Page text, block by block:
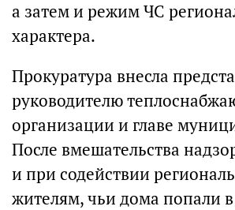
а затем и режим ЧС
характера.
Прокуратура внесла
руководителю
организации и главе
После вмешательства
и при содействии
жителям, чьи дома попали